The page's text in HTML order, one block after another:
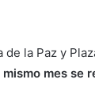
la Paz y
mes se